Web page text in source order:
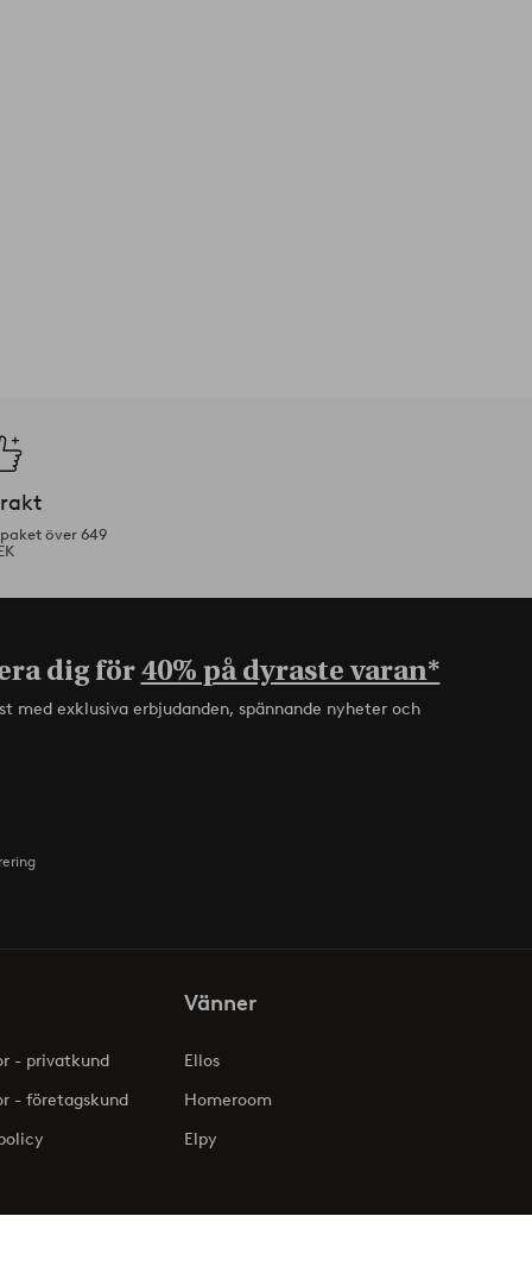
över 649
dig för40% på dyraste varan*
med exklusiva erbjudanden, spännande nyheter och
- privatkund
- företagskund
Vänner
Ellos
Homeroom
Elpy